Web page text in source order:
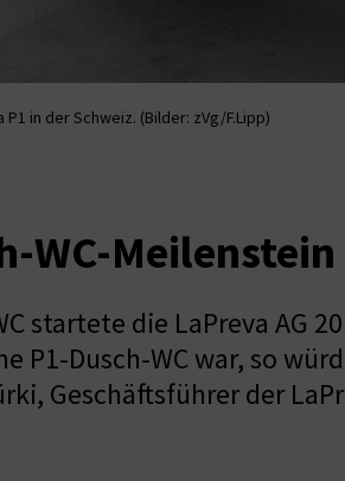
in der Schweiz. (Bilder: zVg/F.Lipp)
WC-Meilenstein
startete die LaPreva AG
P1-Dusch-WC war, so
Geschäftsführer der